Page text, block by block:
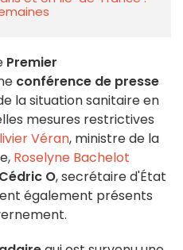
Premier
conférence de presse
la situation sanitaire en
mesures restrictives
Véran, ministre de la
Roselyne Bachelot
Cédric O, secrétaire d'État
également présents